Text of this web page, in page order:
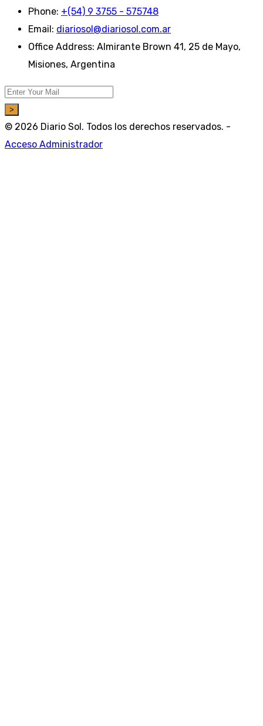
Phone: +(54) 9 3755 - 575748
Email: diariosol@diariosol.com.ar
Office Address: Almirante Brown 41, 25 de Mayo,
Misiones, Argentina
>
© 2026 Diario Sol. Todos los derechos reservados. -
Acceso Administrador